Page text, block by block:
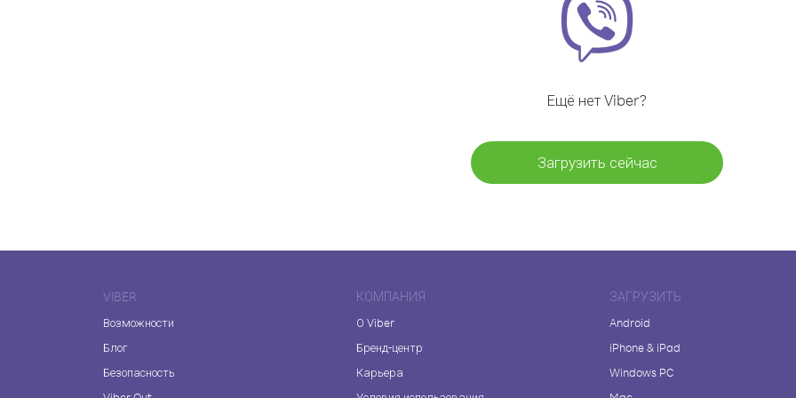
Ещё нет Viber?
Загрузить сейчас
VIBER
Возможности
Блог
Безопасность
КОМПАНИЯ
О Viber
Бренд-центр
Карьера
ЗАГРУЗИТЬ
Android
iPhone & iPad
Windows PC